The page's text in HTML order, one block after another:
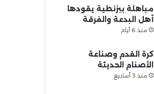
مباهلة بيزنطية يقودها
أهل البدعة والفرقة
منذ 6 أيام
كرة القدم وصناعة
الأصنام الحديثة
منذ 3 أسابيع